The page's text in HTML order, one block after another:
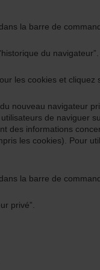
la barre de
du navigateur”.
les cookies et cliquez
nouveau navigateur
de naviguer
des informations
les cookies). Pour
la barre de
privé”.